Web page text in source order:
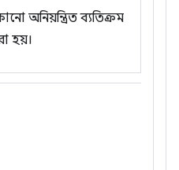
অনিয়ন্ত্রিত ব্যতিক্রম
হয়।